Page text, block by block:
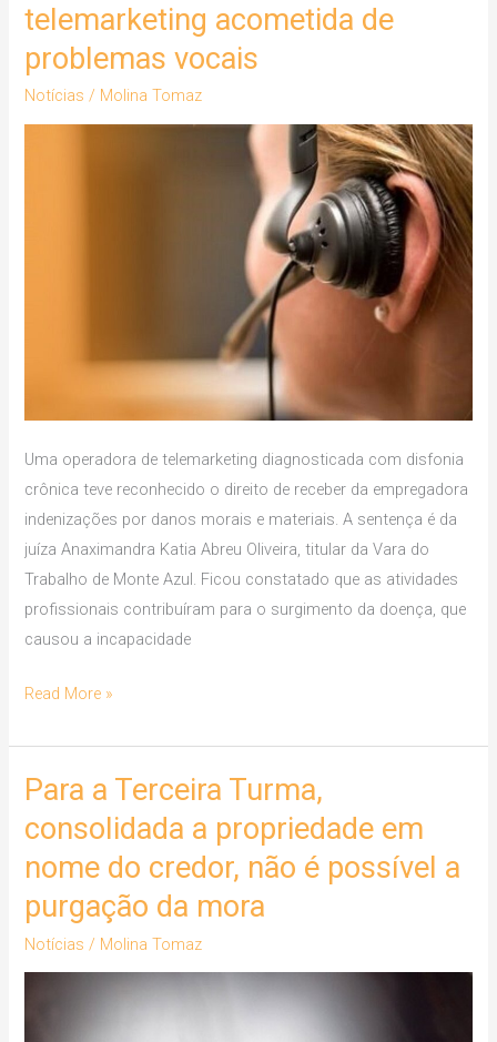
telemarketing acometida de
problemas vocais
Notícias / Molina Tomaz
Uma operadora de telemarketing diagnosticada com disfonia
crônica teve reconhecido o direito de receber da empregadora
indenizações por danos morais e materiais. A sentença é da
juíza Anaximandra Katia Abreu Oliveira, titular da Vara do
Trabalho de Monte Azul. Ficou constatado que as atividades
profissionais contribuíram para o surgimento da doença, que
causou a incapacidade
indenização
por
danos
morais
Read More »
Para a Terceira Turma,
consolidada a propriedade em
nome do credor, não é possível a
purgação da mora
Notícias / Molina Tomaz
Para
Terceira
Turma,
consolidada
a